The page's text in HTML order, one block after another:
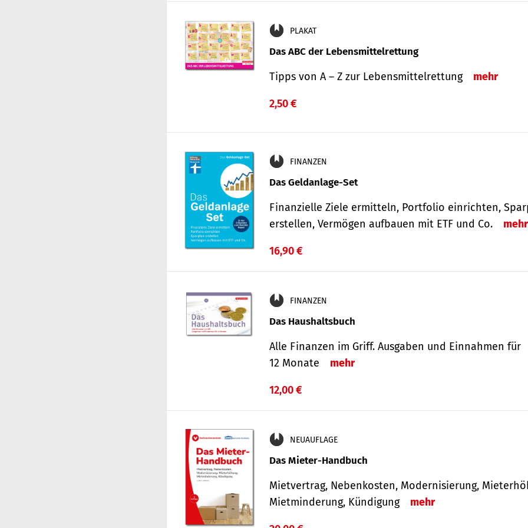
PLAKAT
Das ABC der Lebensmittelrettung
Tipps von A – Z zur Lebensmittelrettung mehr
2,50 €
FINANZEN
Das Geldanlage-Set
Finanzielle Ziele ermitteln, Portfolio einrichten,
erstellen, Vermögen aufbauen mit ETF und Co.
mehr
16,90 €
FINANZEN
Das Haushaltsbuch
Alle Finanzen im Griff. Aus­gaben und Ein­nahmen für
12 Monate
mehr
12,00 €
NEUAUFLAGE
Das Mieter-Handbuch
Mietvertrag, Nebenkosten, Modernisierung,
Mietminderung, Kündigung
mehr